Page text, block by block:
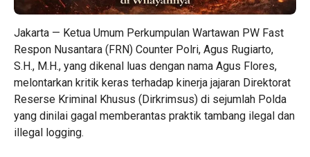
Jakarta — Ketua Umum Perkumpulan Wartawan PW Fast
Respon Nusantara (FRN) Counter Polri, Agus Rugiarto,
S.H., M.H., yang dikenal luas dengan nama Agus Flores,
melontarkan kritik keras terhadap kinerja jajaran Direktorat
Reserse Kriminal Khusus (Dirkrimsus) di sejumlah Polda
yang dinilai gagal memberantas praktik tambang ilegal dan
illegal logging.